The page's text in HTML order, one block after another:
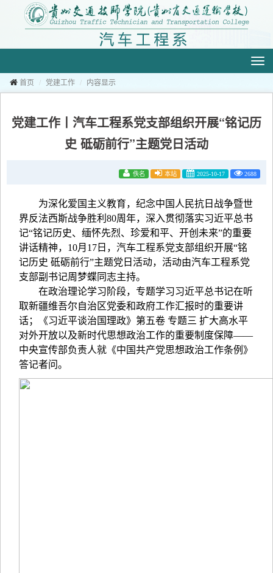
切
换
导
首页 党建工作 内容显示
党建工作丨汽车工程系党支部组织开展“铭记历
史 砥砺前行”主题党日活动
佚名 本站 2025-10-17 2688
为深化爱国主义教育，纪念中国人民抗日战争暨世
界反法西斯战争胜利80周年，深入贯彻落实习近平总书
记“铭记历史、缅怀先烈、珍爱和平、开创未来”的重要
讲话精神，10月17日，汽车工程系党支部组织开展“铭
记历史 砥砺前行”主题党日活动，活动由汽车工程系党
支部副书记周梦蝶同志主持。
在政治理论学习阶段，专题学习习近平总书记在听
取新疆维吾尔自治区党委和政府工作汇报时的重要讲
话；《习近平谈治国理政》第五卷 专题三 扩大高水平
对外开放以及新时代思想政治工作的重要制度保障——
中央宣传部负责人就《中国共产党思想政治工作条例》
答记者问。